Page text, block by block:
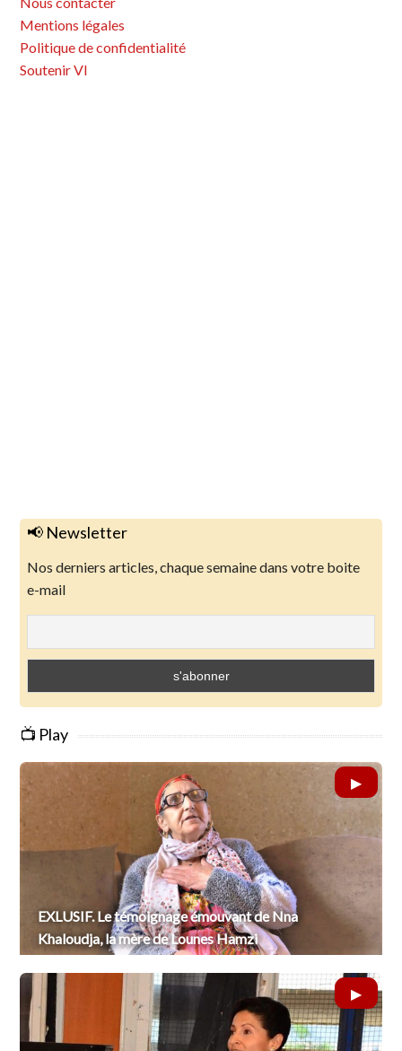
Mentions légales
Politique de confidentialité
Soutenir VI
📢 Newsletter
Nos derniers articles, chaque semaine dans votre boite
e-mail
📺 Play
EXLUSIF. Le témoignage émouvant de Nna
Khaloudja, la mère de Lounes Hamzi